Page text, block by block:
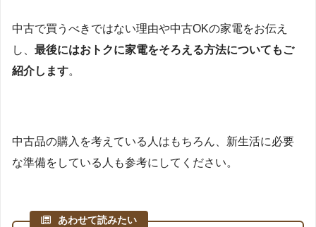
中古で買うべきではない理由や中古OKの家電をお伝え
し、 最後にはおトクに家電をそろえる方法についてもご
紹介します。
中古品の購入を考えている人はもちろん、新生活に必要
な準備をしている人も参考にしてください。
あわせて読みたい